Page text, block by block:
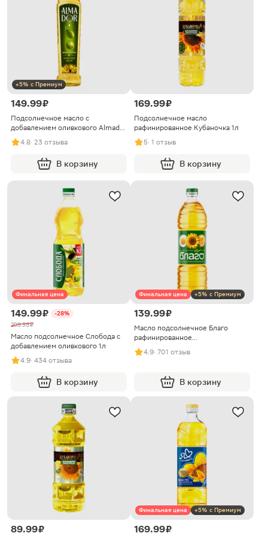
+5% с Премиум
149.99 ₽
Подсолнечное масло с
добавлением оливкового Almador
750мл
4.8· 23 отзыва
В корзину
169.99 ₽
Подсолнечное масло
рафинированное Кубаночка 1л
5· 1 отзыв
В корзину
Финальная цена
149.99 ₽
-28%
209.99 ₽
Масло подсолнечное Слобода с
добавлением оливкового 1л
4.9· 434 отзыва
В корзину
Финальная цена +5% с Премиум
139.99 ₽
Масло подсолнечное Благо
рафинированное
дезодорированное 1л
4.9· 701 отзыв
В корзину
89.99 ₽
Финальная цена +5% с Премиум
169.99 ₽